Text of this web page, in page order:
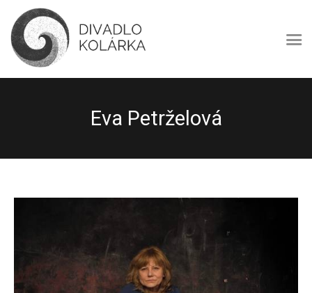
Eva Petrželová
DIVADLO KOLÁRKA
Divadlo Kolárka – amatérské multižánrové divadlo
O nás
Program